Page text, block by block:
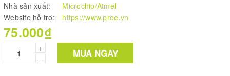
Nhà sản xuất:
Microchip/Atmel
Website hỗ trợ:
https://www.proe.vn
75.000₫
+
–
MUA NGAY